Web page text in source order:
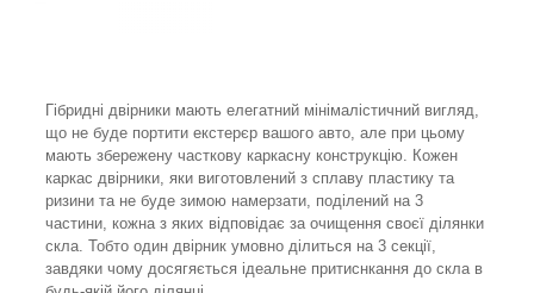
Гібридні двірники мають елегатний мінімалістичний вигляд,
що не буде портити екстерєр вашого авто, але при цьому
мають збережену часткову каркасну конструкцію. Кожен
каркас двірники, яки виготовлений з сплаву пластику та
ризини та не буде зимою намерзати, поділений на 3
частини, кожна з яких відповідає за очищення своєї ділянки
скла. Тобто один двірник умовно ділиться на 3 секції,
завдяки чому досягяється ідеальне притиснкання до скла в